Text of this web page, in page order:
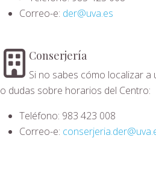
Correo-e: der@uva.es
Conserjería
Si no sabes cómo localizar a
o dudas sobre horarios del Centro:
Teléfono: 983 423 008
Correo-e: